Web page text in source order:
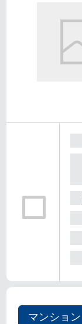
マンション